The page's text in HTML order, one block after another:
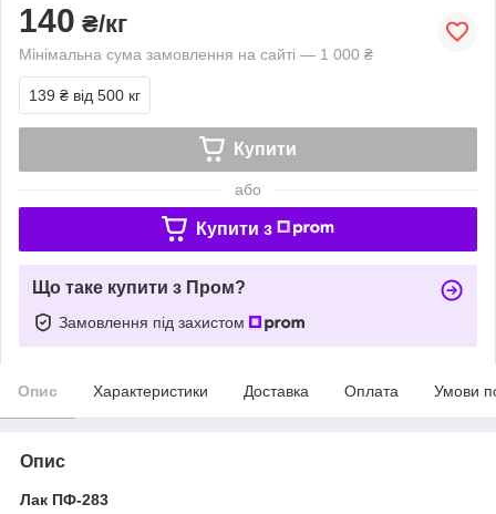
140 ₴/кг
Мінімальна сума замовлення на сайті — 1 000 ₴
139 ₴ від 500 кг
Купити
або
Купити з
Що таке купити з Пром?
Замовлення під захистом
Опис Характеристики Доставка Оплата Умови
Опис
Лак ПФ-283